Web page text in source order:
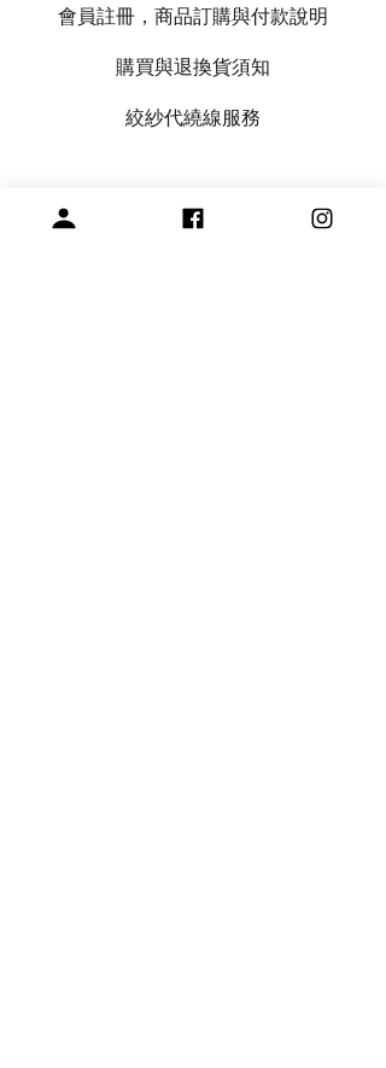
會員註冊，商品訂購與付款說明
購買與退換貨須知
絞紗代繞線服務